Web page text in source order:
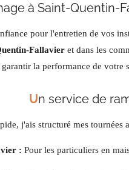
à Saint-Quentin-
pour l'entretien de vos
Fallavier et dans les
la performance de votre
Un service de
j'ais structuré mes
: Pour les particuliers en